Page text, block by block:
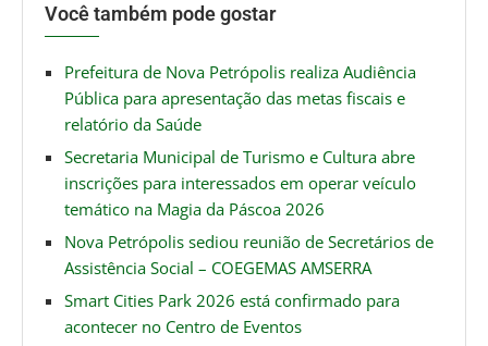
Você também pode gostar
Prefeitura de Nova Petrópolis realiza Audiência
Pública para apresentação das metas fiscais e
relatório da Saúde
Secretaria Municipal de Turismo e Cultura abre
inscrições para interessados em operar veículo
temático na Magia da Páscoa 2026
Nova Petrópolis sediou reunião de Secretários de
Assistência Social – COEGEMAS AMSERRA
Smart Cities Park 2026 está confirmado para
acontecer no Centro de Eventos